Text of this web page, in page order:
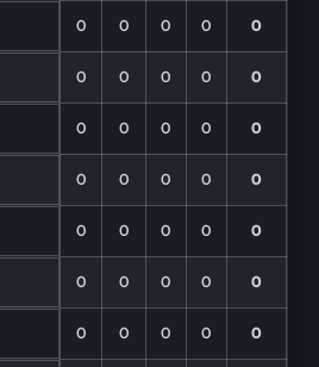
0 0 0 0 0
0 0 0 0 0
0 0 0 0 0
0 0 0 0 0
0 0 0 0 0
0 0 0 0 0
0 0 0 0 0